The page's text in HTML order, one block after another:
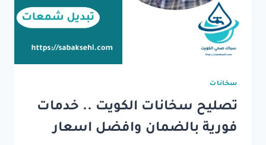
سخانات
تصليح سخانات الكويت .. خدمات
فورية بالضمان وافضل اسعار